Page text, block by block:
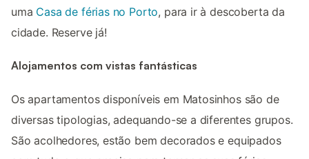
uma Casa de férias no Porto, para ir à descoberta da
cidade. Reserve já!
Alojamentos com vistas fantásticas
Os apartamentos disponíveis em Matosinhos são de
diversas tipologias, adequando-se a diferentes grupos.
São acolhedores, estão bem decorados e equipados